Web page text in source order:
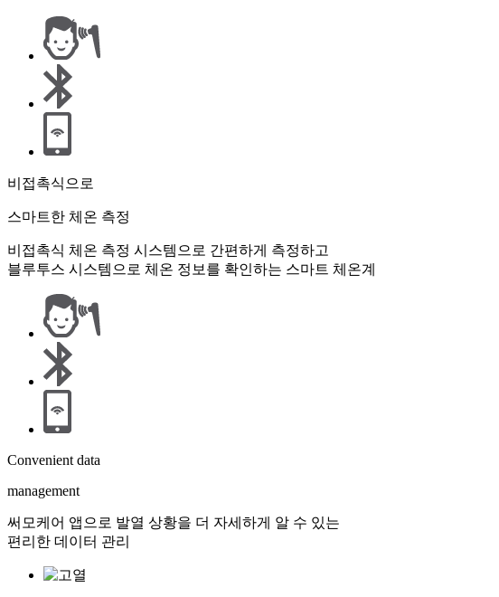
비접촉식으로
스마트한 체온 측정
비접촉식 체온 측정 시스템으로 간편하게 측정하고
블루투스 시스템으로 체온 정보를 확인하는 스마트 체온계
Convenient data
management
써모케어 앱으로 발열 상황을 더 자세하게 알 수 있는
편리한 데이터 관리